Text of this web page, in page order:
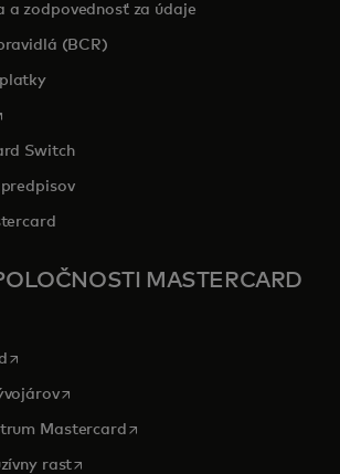
a zodpovednosť za údaje
(BCR)
in a new tab
Switch
MASTERCARD
in a new tab
opens in a new tab
opens in a new tab
Mastercardopens in a new tab
rastopens in a new tab